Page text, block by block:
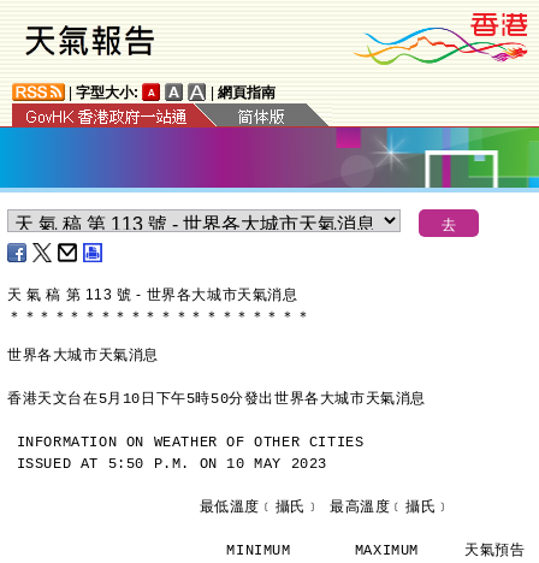
字型大小: 網頁指南
天 氣 稿 第 113 號 - 世界各大城市天氣消息
＊ ＊ ＊ ＊ ＊ ＊ ＊ ＊ ＊ ＊ ＊ ＊ ＊ ＊ ＊ ＊ ＊ ＊ ＊ ＊
世界各大城市天氣消息
香港天文台在5月10日下午5時50分發出世界各大城市天氣消息
INFORMATION ON WEATHER OF OTHER CITIES
ISSUED AT 5:50 P.M. ON 10 MAY 2023
                     最低溫度﹝攝氏﹞ 最高溫度﹝攝氏﹞
                        MINIMUM       MAXIMUM     天氣預告